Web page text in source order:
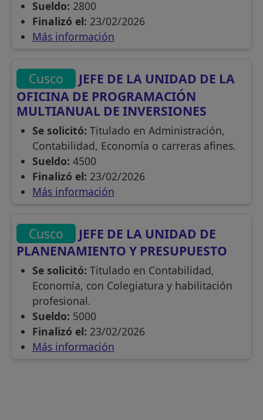
Sueldo: 2800
Finalizó el: 23/02/2026
Más información
Cusco
JEFE DE LA UNIDAD DE LA
OFICINA DE PROGRAMACIÓN
MULTIANUAL DE INVERSIONES
Se solicitó: Titulado en Administración,
Contabilidad, Economía o carreras afines.
Sueldo: 4500
Finalizó el: 23/02/2026
Más información
Cusco
JEFE DE LA UNIDAD DE
PLANENAMIENTO Y PRESUPUESTO
Se solicitó: Titulado en Contabilidad,
Economía, con Colegiatura y habilitación
profesional.
Sueldo: 5000
Finalizó el: 23/02/2026
Más información